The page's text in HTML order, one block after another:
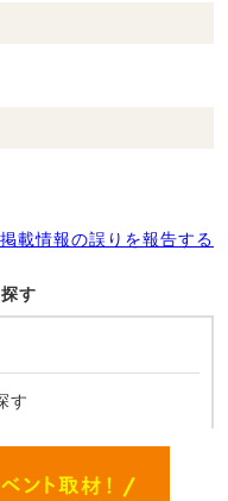
載情報の誤りを報告する
す
す